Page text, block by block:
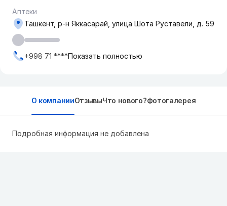
Аптеки
Ташкент, р-н Яккасарай, улица Шота Руставели, д. 59
+998 71 ****Показать полностью
О компанииОтзывыЧто нового?Фотогалерея
Подробная информация не добавлена